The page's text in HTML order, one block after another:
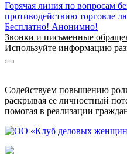
Горячая линия по вопросам
противодействию торговле
Бесплатно! Анонимно!
Звонки и письменные
Используйте информацию
Содействуем повышению
раскрывая ее личностный
помогая в реализации